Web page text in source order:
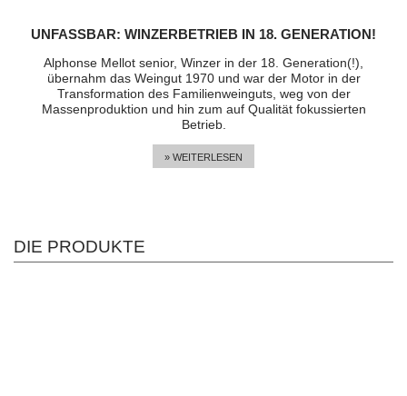
UNFASSBAR: WINZERBETRIEB IN 18. GENERATION!
Alphonse Mellot senior, Winzer in der 18. Generation(!),
übernahm das Weingut 1970 und war der Motor in der
Transformation des Familienweinguts, weg von der
Massenproduktion und hin zum auf Qualität fokussierten
Betrieb.
» WEITERLESEN
DIE PRODUKTE